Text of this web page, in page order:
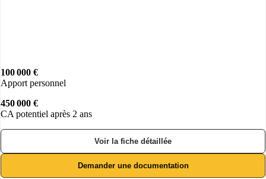
100 000 €
Apport personnel
450 000 €
CA potentiel après 2 ans
Voir la fiche détaillée
Demander une documentation